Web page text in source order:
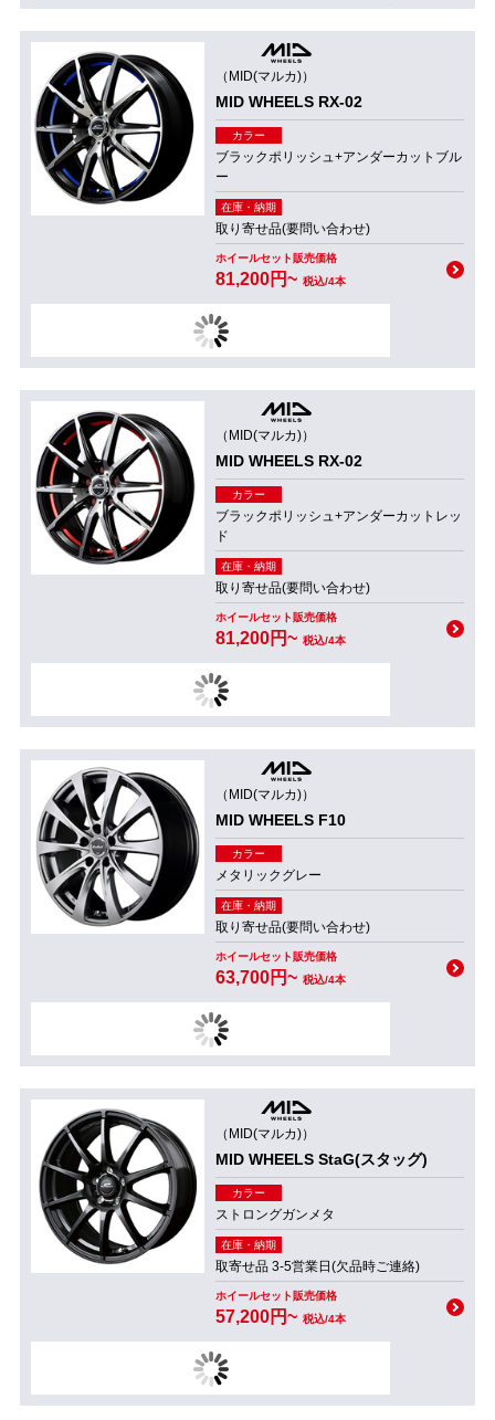
（MID(マルカ)）
MID WHEELS RX-02
カラー
ブラックポリッシュ+アンダーカットブル
ー
在庫・納期
取り寄せ品(要問い合わせ)
ホイールセット販売価格
81,200円~ 税込/4本
（MID(マルカ)）
MID WHEELS RX-02
カラー
ブラックポリッシュ+アンダーカットレッ
ド
在庫・納期
取り寄せ品(要問い合わせ)
ホイールセット販売価格
81,200円~ 税込/4本
（MID(マルカ)）
MID WHEELS F10
カラー
メタリックグレー
在庫・納期
取り寄せ品(要問い合わせ)
ホイールセット販売価格
63,700円~ 税込/4本
（MID(マルカ)）
MID WHEELS StaG(スタッグ)
カラー
ストロングガンメタ
在庫・納期
取寄せ品 3-5営業日(欠品時ご連絡)
ホイールセット販売価格
57,200円~ 税込/4本